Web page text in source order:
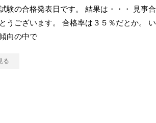
験の合格発表日です。 結果は・・・ 見事合
うございます。 合格率は３５％だとか。 い
向の中で
る